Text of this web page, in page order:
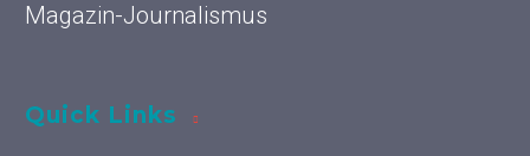
Magazin-Journalismus
Quick Links